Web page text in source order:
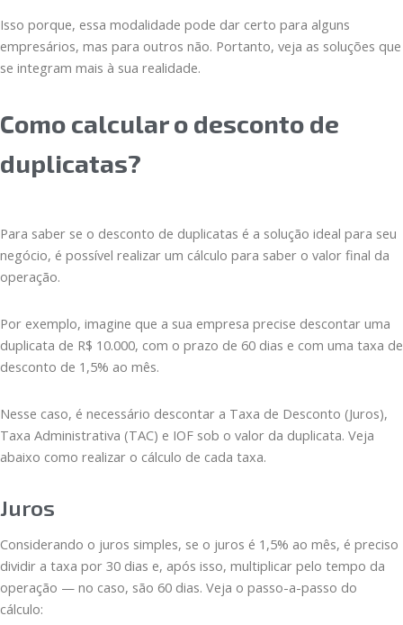
Isso porque, essa modalidade pode dar certo para alguns
empresários, mas para outros não. Portanto, veja as soluções que
se integram mais à sua realidade.
Como calcular o desconto de
duplicatas?
Para saber se o desconto de duplicatas é a solução ideal para seu
negócio, é possível realizar um cálculo para saber o valor final da
operação.
Por exemplo, imagine que a sua empresa precise descontar uma
duplicata de R$ 10.000, com o prazo de 60 dias e com uma taxa de
desconto de 1,5% ao mês.
Nesse caso, é necessário descontar a Taxa de Desconto (Juros),
Taxa Administrativa (TAC) e IOF sob o valor da duplicata. Veja
abaixo como realizar o cálculo de cada taxa.
Juros
Considerando o juros simples, se o juros é 1,5% ao mês, é preciso
dividir a taxa por 30 dias e, após isso, multiplicar pelo tempo da
operação — no caso, são 60 dias. Veja o passo-a-passo do
cálculo: